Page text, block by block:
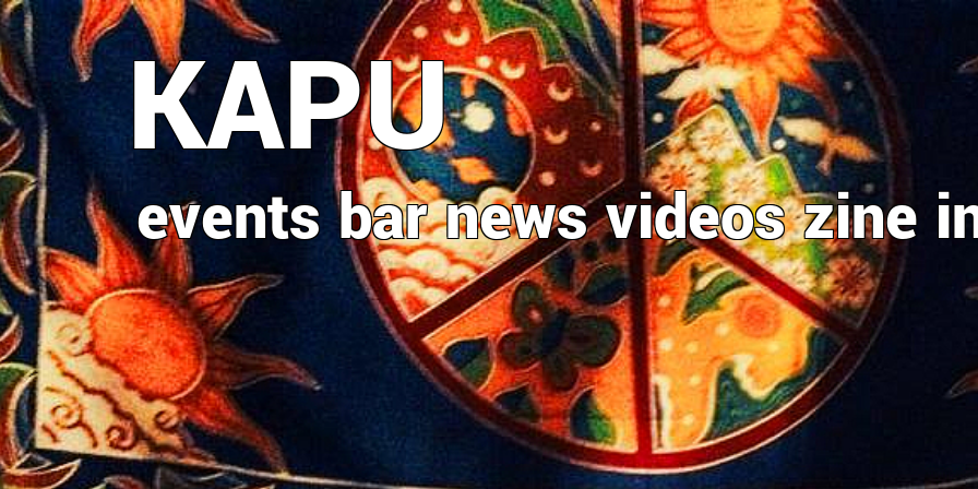
Direkt
zum
Inhalt
KAPU
events bar news videos zine